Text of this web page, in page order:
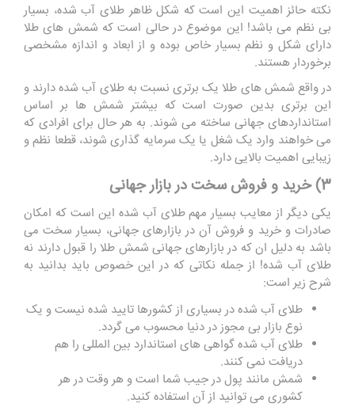
نکته حائز اهمیت این است که شکل ظاهر طلای آب شده، بسیار
بی نظم می باشد! این موضوع در حالی است که شمش های طلا
دارای شکل و نظم بسیار خاص بوده و از ابعاد و اندازه مشخصی
برخوردار هستند.
در واقع شمش های طلا یک برتری نسبت به طلای آب شده دارند و
این برتری بدین صورت است که بیشتر شمش ها بر اساس
استانداردهای جهانی ساخته می شوند. به هر حال برای افرادی که
می ‌خواهند وارد یک شغل یا یک سرمایه گذاری شوند، قطعا نظم و
زیبایی اهمیت بالایی دارد.
3) خرید و فروش سخت در بازار جهانی
یکی دیگر از معایب بسیار مهم طلای آب شده این است که امکان
صادرات و خرید و فروش آن در بازار‌های جهانی، بسیار سخت می
‌باشد به دلیل ان که در بازارهای جهانی شمش طلا را قبول دارند نه
طلای آب شده! از جمله نکاتی که در این خصوص باید بدانید به
شرح زیر است:
طلای آب شده در بسیاری از کشورها تایید شده نیست و یک
نوع بازار بی مجوز در دنیا محسوب می گردد.
طلای آب شده گواهی ‌های استاندارد بین المللی را هم
دریافت نمی ‌کنند.
شمش مانند پول در جیب شما است و هر وقت در هر
کشوری می ‌توانید از آن استفاده کنید.